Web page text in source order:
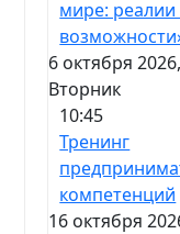
мире: реалии
6 октября
Вторник
10:45
Тренинг
компетенций
16 октября